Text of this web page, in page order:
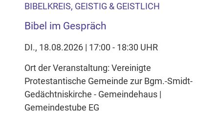
BIBELKREIS, GEISTIG & GEISTLICH
Bibel im Gespräch
DI., 18.08.2026 | 17:00 - 18:30 UHR
Ort der Veranstaltung: Vereinigte
Protestantische Gemeinde zur Bgm.-Smidt-
Gedächtniskirche - Gemeindehaus |
Gemeindestube EG